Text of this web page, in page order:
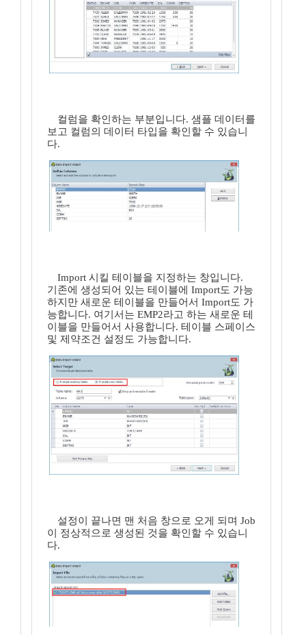
컬럼을 확인하는 부분입니다. 샘플 데이터를
보고 컬럼의 데이터 타입을 확인할 수 있습니
다.
Import 시킬 테이블을 지정하는 창입니다.
기존에 생성되어 있는 테이블에 Import도 가능
하지만 새로운 테이블을 만들어서 Import도 가
능합니다. 여기서는 EMP2라고 하는 새로운 테
이블을 만들어서 사용합니다. 테이블 스페이스
및 제약조건 설정도 가능합니다.
설정이 끝나면 맨 처음 창으로 오게 되며 Job
이 정상적으로 생성된 것을 확인할 수 있습니
다.